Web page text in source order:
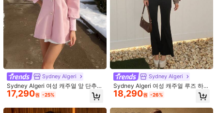
사이즈
(XS) 4 6(M)
내 사이즈 측정하기
사이즈 안내
100%정사이즈로 느꼈습니다
고객님의 사이즈가 아닌가요? 말해주세요
배송지 South Korea
무료 배송
Sydney Algeri
Sydney Algeri 여성 캐주얼 앞 단추
루즈핏 래글런 소매 울 코트, 일상 착
용용
17,290원 -25%
Sydney Algeri
Sydney Algeri 여성 캐주얼 루즈 하운
드투스 패턴 재킷
18,290원 -26%